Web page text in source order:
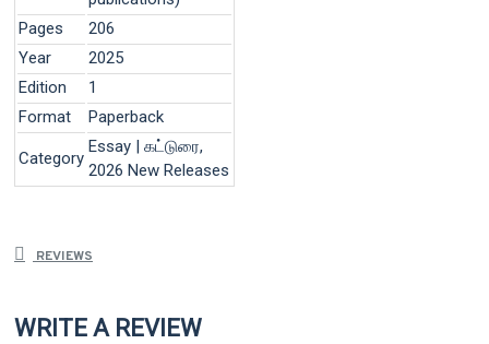
Pages
206
Year
2025
Edition
1
Format
Paperback
Category
Essay | கட்டுரை,
2026 New Releases
REVIEWS
WRITE A REVIEW